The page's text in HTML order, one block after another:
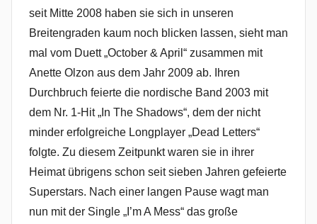
seit Mitte 2008 haben sie sich in unseren
Breitengraden kaum noch blicken lassen, sieht man
mal vom Duett „October & April“ zusammen mit
Anette Olzon aus dem Jahr 2009 ab. Ihren
Durchbruch feierte die nordische Band 2003 mit
dem Nr. 1-Hit „In The Shadows“, dem der nicht
minder erfolgreiche Longplayer „Dead Letters“
folgte. Zu diesem Zeitpunkt waren sie in ihrer
Heimat übrigens schon seit sieben Jahren gefeierte
Superstars. Nach einer langen Pause wagt man
nun mit der Single „I’m A Mess“ das große